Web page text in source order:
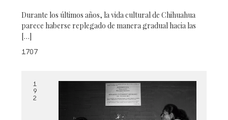
Durante los últimos años, la vida cultural de Chihuahua
parece haberse replegado de manera gradual hacia las
[…]
1707
1
9
2